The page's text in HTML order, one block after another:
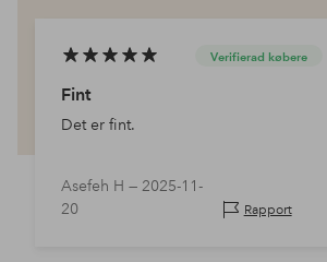
Verifierad købere
Fint
Det er fint.
Asefeh H — 2025-11-
20
Rapport